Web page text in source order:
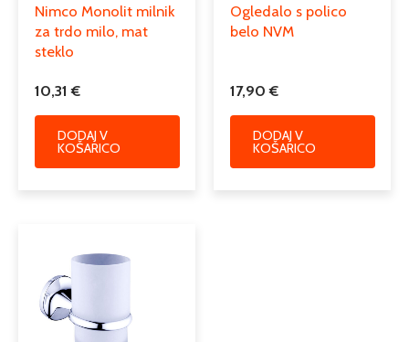
Nimco Monolit milnik
za trdo milo, mat
steklo
10,31€
DODAJ V
KOŠARICO
Ogledalo s polico
belo NVM
17,90€
DODAJ V
KOŠARICO